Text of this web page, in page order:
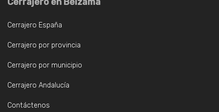
Cerrajero España
Cerrajero por provincia
Cerrajero por municipio
Cerrajero Andalucía
Contáctenos